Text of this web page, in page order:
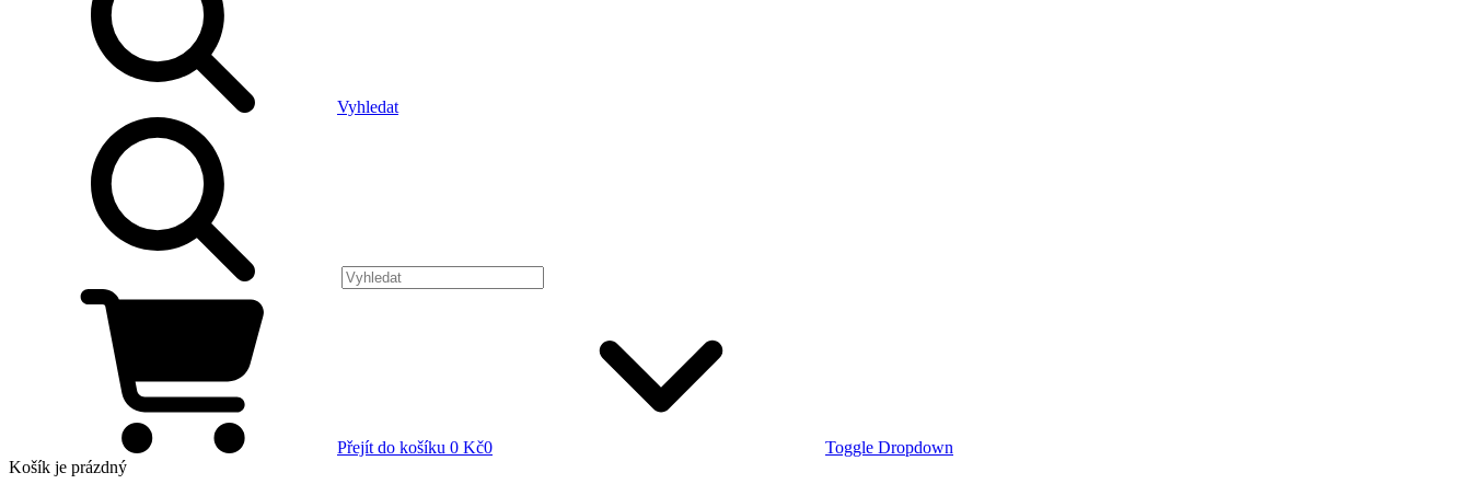
Vyhledat
Přejít do košíku 0 Kč0
Toggle Dropdown
Košík je prázdný